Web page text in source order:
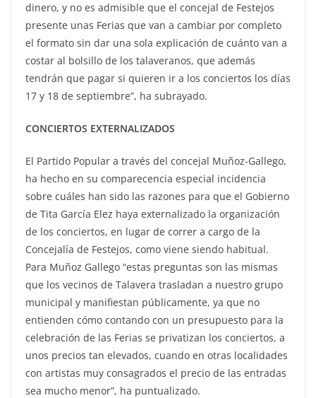
dinero, y no es admisible que el concejal de Festejos
presente unas Ferias que van a cambiar por completo
el formato sin dar una sola explicación de cuánto van a
costar al bolsillo de los talaveranos, que además
tendrán que pagar si quieren ir a los conciertos los días
17 y 18 de septiembre”, ha subrayado.
CONCIERTOS EXTERNALIZADOS
El Partido Popular a través del concejal Muñoz-Gallego,
ha hecho en su comparecencia especial incidencia
sobre cuáles han sido las razones para que el Gobierno
de Tita García Elez haya externalizado la organización
de los conciertos, en lugar de correr a cargo de la
Concejalía de Festejos, como viene siendo habitual.
Para Muñoz Gallego “estas preguntas son las mismas
que los vecinos de Talavera trasladan a nuestro grupo
municipal y manifiestan públicamente, ya que no
entienden cómo contando con un presupuesto para la
celebración de las Ferias se privatizan los conciertos, a
unos precios tan elevados, cuando en otras localidades
con artistas muy consagrados el precio de las entradas
sea mucho menor”, ha puntualizado.